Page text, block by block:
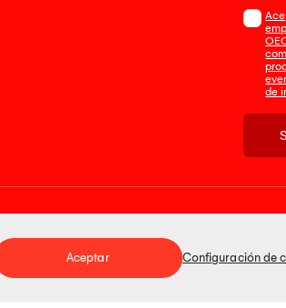
de
Tienda 100%
Aceptar Configuración de